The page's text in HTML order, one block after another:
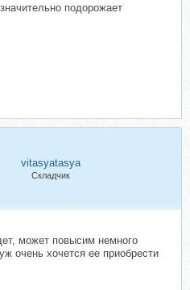
подорожает
vitasyatasya
Складчик
может повысим немного
очень хочется ее приобрести